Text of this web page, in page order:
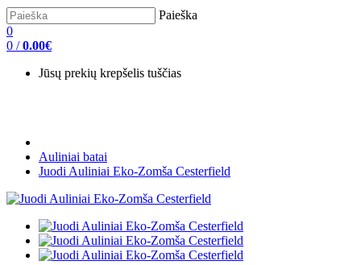
Paieška
0
0 / 0.00€
Jūsų prekių krepšelis tuščias
Auliniai batai
Juodi Auliniai Eko-Zomša Cesterfield